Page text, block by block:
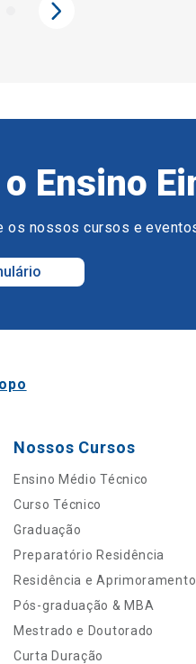
Ensino
os nossos cursos e
Nossos Cursos
Ensino Médio Técnico
Curso Técnico
Graduação
Preparatório Residência
Residência e Aprimoramento
Pós-graduação & MBA
Mestrado e Doutorado
Curta Duração